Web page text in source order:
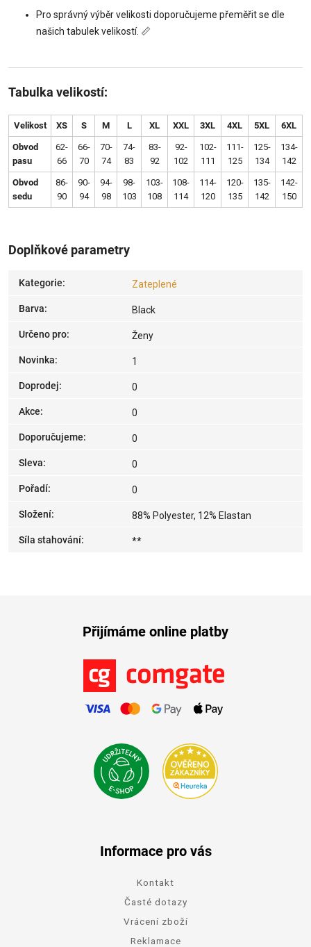
Pro správný výběr velikosti doporučujeme přeměřit se dle
našich tabulek velikostí. 📏
Tabulka velikostí:
Velikost XS S M L XL XXL 3XL 4XL 5XL 6XL
Obvod
pasu
62-
66
66-
70
70-
74
74-
83
83-
92
92-
102
102-
111
111-
125
125-
134
134-
142
Obvod
sedu
86-
90
90-
94
94-
98
98-
103
103-
108
108-
114
114-
120
120-
135
135-
142
142-
150
Doplňkové parametry
Kategorie: Zateplené
Barva: Black
Určeno pro: Ženy
Novinka: 1
Doprodej: 0
Akce: 0
Doporučujeme: 0
Sleva: 0
Pořadí: 0
Složení: 88% Polyester, 12% Elastan
Síla stahování: **
Přijímáme online platby
Informace pro vás
Kontakt
Časté dotazy
Vrácení zboží
Reklamace